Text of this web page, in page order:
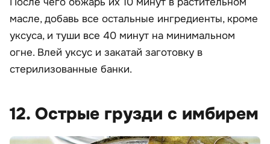
масле, добавь все остальные ингредиенты, кроме
уксуса, и туши все 40 минут на минимальном
огне. Влей уксус и закатай заготовку в
стерилизованные банки.
12. Острые грузди с имбирем